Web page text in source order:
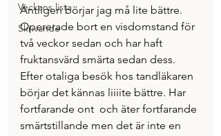
Veckans lista
Skrivande
Äntligen börjar jag må lite bättre.
Opererade bort en visdomstand för
två veckor sedan och har haft
fruktansvärd smärta sedan dess.
Efter otaliga besök hos tandläkaren
börjar det kännas liiiite bättre. Har
fortfarande ont  och äter fortfarande
smärtstillande men det är inte en